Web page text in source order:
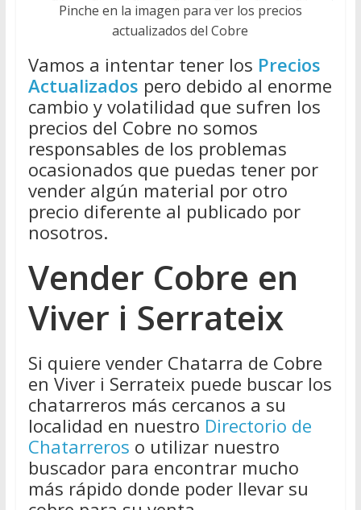
Pinche en la imagen para ver los precios
actualizados del Cobre
Vamos a intentar tener los Precios
Actualizados pero debido al enorme
cambio y volatilidad que sufren los
precios del Cobre no somos
responsables de los problemas
ocasionados que puedas tener por
vender algún material por otro
precio diferente al publicado por
nosotros.
Vender Cobre en
Viver i Serrateix
Si quiere vender Chatarra de Cobre
en Viver i Serrateix puede buscar los
chatarreros más cercanos a su
localidad en nuestro Directorio de
Chatarreros o utilizar nuestro
buscador para encontrar mucho
más rápido donde poder llevar su